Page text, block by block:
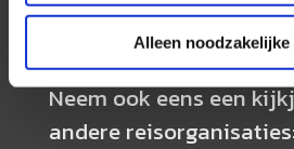
Alleen
Neem ook eens een
andere